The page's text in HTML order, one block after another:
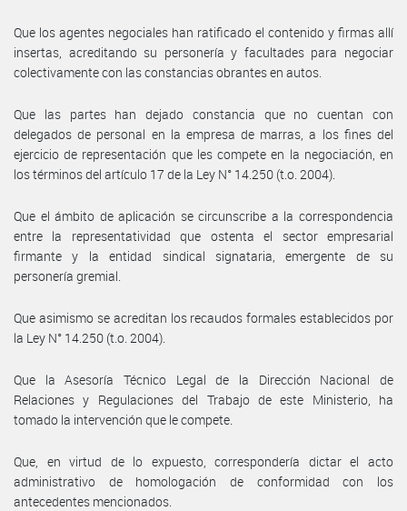
Que los agentes negociales han ratificado el contenido y firmas allí
insertas, acreditando su personería y facultades para negociar
colectivamente con las constancias obrantes en autos.
Que las partes han dejado constancia que no cuentan con
delegados de personal en la empresa de marras, a los fines del
ejercicio de representación que les compete en la negociación, en
los términos del artículo 17 de la Ley N° 14.250 (t.o. 2004).
Que el ámbito de aplicación se circunscribe a la correspondencia
entre la representatividad que ostenta el sector empresarial
firmante y la entidad sindical signataria, emergente de su
personería gremial.
Que asimismo se acreditan los recaudos formales establecidos por
la Ley N° 14.250 (t.o. 2004).
Que la Asesoría Técnico Legal de la Dirección Nacional de
Relaciones y Regulaciones del Trabajo de este Ministerio, ha
tomado la intervención que le compete.
Que, en virtud de lo expuesto, correspondería dictar el acto
administrativo de homologación de conformidad con los
antecedentes mencionados.